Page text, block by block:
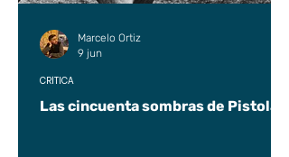
Las cincuenta sombras de Pistolas
CRÍTICA
Marcelo Ortiz
9 jun